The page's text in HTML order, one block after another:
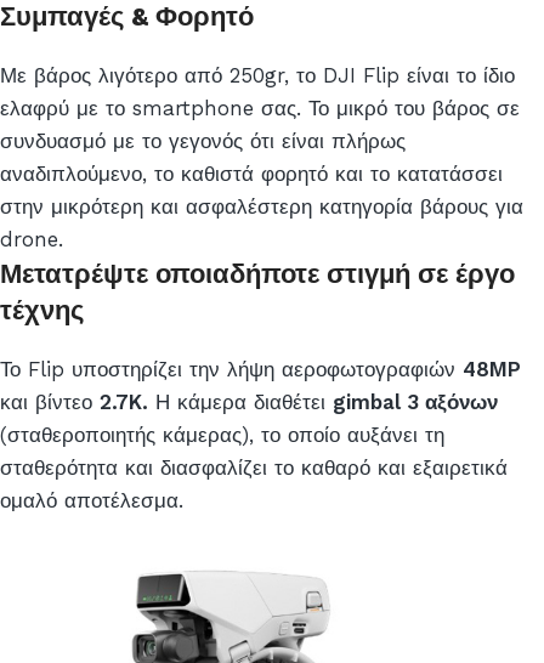
Συμπαγές & Φορητό
Με βάρος λιγότερο από 250gr, το DJI Flip είναι το ίδιο
ελαφρύ με το smartphone σας. Το μικρό του βάρος σε
συνδυασμό με το γεγονός ότι είναι πλήρως
αναδιπλούμενο, το καθιστά φορητό και το κατατάσσει
στην μικρότερη και ασφαλέστερη κατηγορία βάρους για
drone.
Μετατρέψτε οποιαδήποτε στιγμή σε έργο
τέχνης
Το Flip υποστηρίζει την λήψη αεροφωτογραφιών 48MP
και βίντεο 2.7K. Η κάμερα διαθέτει gimbal 3 αξόνων
(σταθεροποιητής κάμερας), το οποίο αυξάνει τη
σταθερότητα και διασφαλίζει το καθαρό και εξαιρετικά
ομαλό αποτέλεσμα.